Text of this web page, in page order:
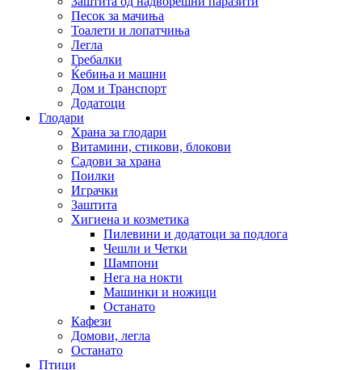
Песок за мачиња
Тоалети и лопатчиња
Легла
Гребалки
Ќебиња и машни
Дом и Транспорт
Додатоци
Глодари
Храна за глодари
Витамини, стикови, блокови
Садови за храна
Поилки
Играчки
Заштита
Хигиена и козметика
Пилевини и додатоци за подлога
Чешли и Четки
Шампони
Нега на нокти
Машинки и ножици
Останато
Кафези
Домови, легла
Останато
Птици